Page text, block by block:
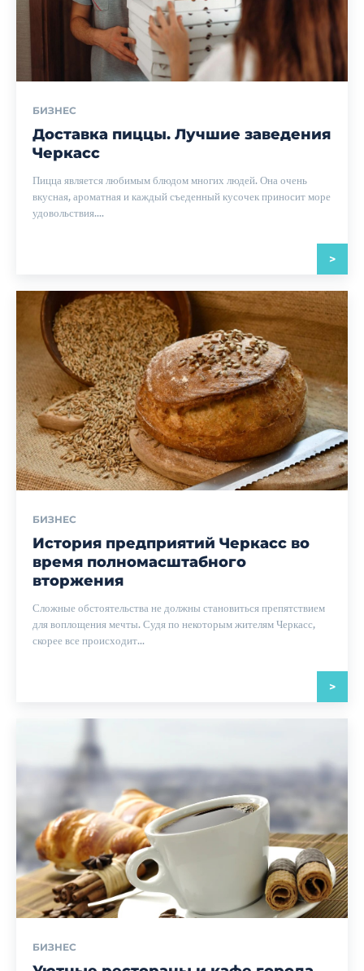
БИЗНЕС
Доставка пиццы. Лучшие заведения
Черкасс
Пицца является любимым блюдом многих людей. Она очень
вкусная, ароматная и каждый съеденный кусочек приносит море
удовольствия....
>
БИЗНЕС
История предприятий Черкасс во
время полномасштабного
вторжения
Сложные обстоятельства не должны становиться препятствием
для воплощения мечты. Судя по некоторым жителям Черкасс,
скорее все происходит...
>
БИЗНЕС